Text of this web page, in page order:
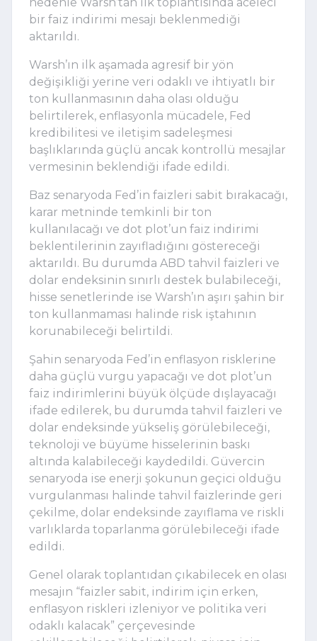
bir faiz indirimi mesajı beklenmediği
aktarıldı.
Warsh’ın ilk aşamada agresif bir yön
değişikliği yerine veri odaklı ve ihtiyatlı bir
ton kullanmasının daha olası olduğu
belirtilerek, enflasyonla mücadele, Fed
kredibilitesi ve iletişim sadeleşmesi
başlıklarında güçlü ancak kontrollü mesajlar
vermesinin beklendiği ifade edildi.
Baz senaryoda Fed’in faizleri sabit bırakacağı,
karar metninde temkinli bir ton
kullanılacağı ve dot plot’un faiz indirimi
beklentilerinin zayıfladığını göstereceği
aktarıldı. Bu durumda ABD tahvil faizleri ve
dolar endeksinin sınırlı destek bulabileceği,
hisse senetlerinde ise Warsh’ın aşırı şahin bir
ton kullanmaması halinde risk iştahının
korunabileceği belirtildi.
Şahin senaryoda Fed’in enflasyon risklerine
daha güçlü vurgu yapacağı ve dot plot’un
faiz indirimlerini büyük ölçüde dışlayacağı
ifade edilerek, bu durumda tahvil faizleri ve
dolar endeksinde yükseliş görülebileceği,
teknoloji ve büyüme hisselerinin baskı
altında kalabileceği kaydedildi. Güvercin
senaryoda ise enerji şokunun geçici olduğu
vurgulanması halinde tahvil faizlerinde geri
çekilme, dolar endeksinde zayıflama ve riskli
varlıklarda toparlanma görülebileceği ifade
edildi.
Genel olarak toplantıdan çıkabilecek en olası
mesajın “faizler sabit, indirim için erken,
enflasyon riskleri izleniyor ve politika veri
odaklı kalacak” çerçevesinde